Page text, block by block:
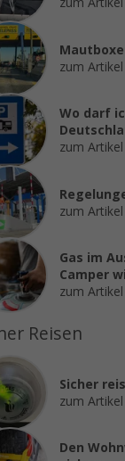
zum Artikel
Wo darf
zum Artikel
zum Artikel
Gas im
Camper
zum Artikel
Reisen
Sicher
zum Artikel
Den